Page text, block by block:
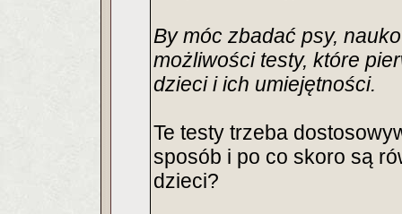
By móc zbadać psy,
możliwości testy, które
dzieci i ich umiejętności.
Te testy trzeba
sposób i po co skoro są
dzieci?